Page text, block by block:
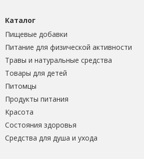
Каталог
Пищевые добавки
Питание для физической активности
Травы и натуральные средства
Товары для детей
Питомцы
Продукты питания
Красота
Состояния здоровья
Средства для душа и ухода